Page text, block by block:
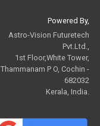
Powered By,
Astro-Vision Futuretech
Pvt.Ltd.,
1st Floor,White Tower,
Thammanam P O, Cochin -
682032
Kerala, India.